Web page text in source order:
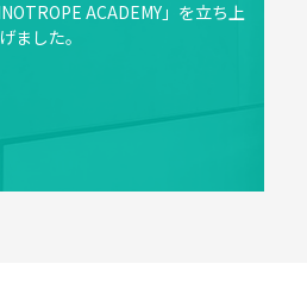
ACADEMY」を立ち上
げました。